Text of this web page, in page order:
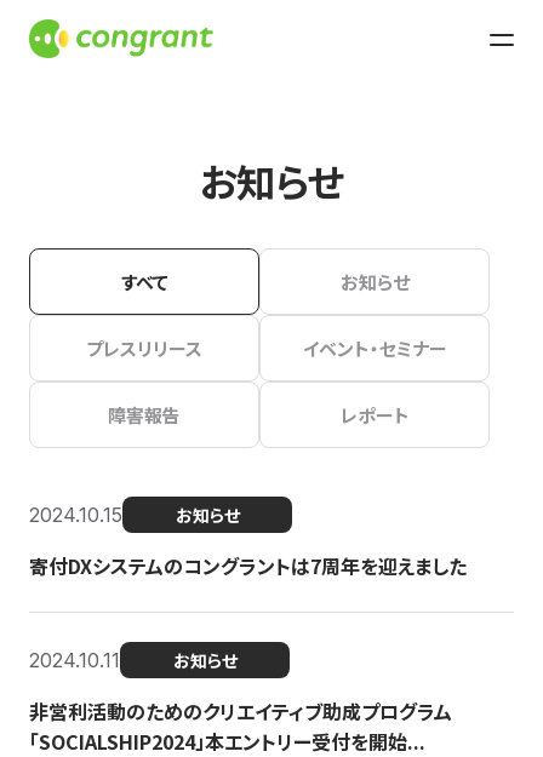
お知らせ
すべて お知らせ
プレスリリース イベント・セミナー
障害報告 レポート
2024.10.15 お知らせ
寄付DXシステムのコングラントは7周年を迎えました
2024.10.11 お知らせ
非営利活動のためのクリエイティブ助成プログラム
「SOCIALSHIP2024」本エントリー受付を開始...